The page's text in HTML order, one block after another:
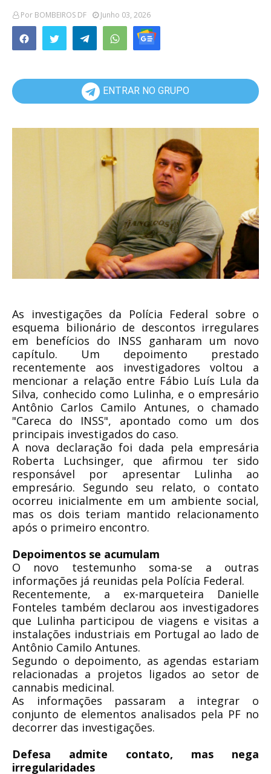
Por BOMBEIROS DF Junho 03, 2026
ENTRAR NO GRUPO
As investigações da Polícia Federal sobre o
esquema bilionário de descontos irregulares
em benefícios do INSS ganharam um novo
capítulo. Um depoimento prestado
recentemente aos investigadores voltou a
mencionar a relação entre Fábio Luís Lula da
Silva, conhecido como Lulinha, e o empresário
Antônio Carlos Camilo Antunes, o chamado
"Careca do INSS", apontado como um dos
principais investigados do caso.
A nova declaração foi dada pela empresária
Roberta Luchsinger, que afirmou ter sido
responsável por apresentar Lulinha ao
empresário. Segundo seu relato, o contato
ocorreu inicialmente em um ambiente social,
mas os dois teriam mantido relacionamento
após o primeiro encontro.
Depoimentos se acumulam
O novo testemunho soma-se a outras
informações já reunidas pela Polícia Federal.
Recentemente, a ex-marqueteira Danielle
Fonteles também declarou aos investigadores
que Lulinha participou de viagens e visitas a
instalações industriais em Portugal ao lado de
Antônio Camilo Antunes.
Segundo o depoimento, as agendas estariam
relacionadas a projetos ligados ao setor de
cannabis medicinal.
As informações passaram a integrar o
conjunto de elementos analisados pela PF no
decorrer das investigações.
Defesa admite contato, mas nega
irregularidades